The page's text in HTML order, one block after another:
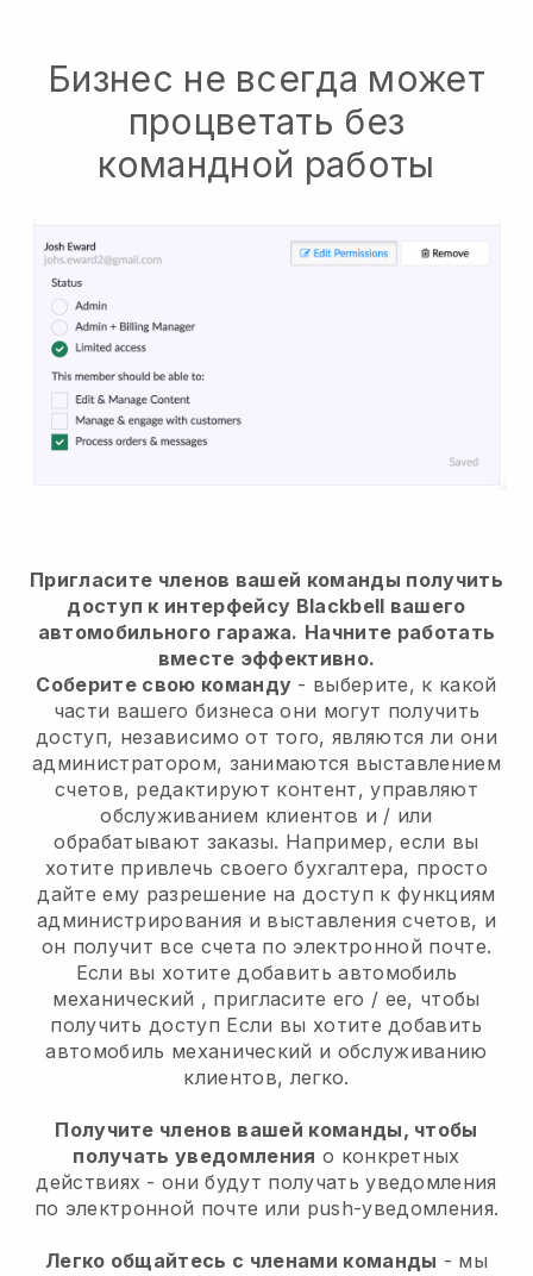
Бизнес не всегда может
процветать без
командной работы
Пригласите членов вашей команды получить
доступ к интерфейсу Blackbell вашего
автомобильного гаража. Начните работать
вместе эффективно.
Соберите свою команду - выберите, к какой
части вашего бизнеса они могут получить
доступ, независимо от того, являются ли они
администратором, занимаются выставлением
счетов, редактируют контент, управляют
обслуживанием клиентов и / или
обрабатывают заказы. Например, если вы
хотите привлечь своего бухгалтера, просто
дайте ему разрешение на доступ к функциям
администрирования и выставления счетов, и
он получит все счета по электронной почте.
Если вы хотите добавить автомобиль
механический , пригласите его / ее, чтобы
получить доступ Если вы хотите добавить
автомобиль механический и обслуживанию
клиентов, легко.
Получите членов вашей команды, чтобы
получать уведомления о конкретных
действиях - они будут получать уведомления
по электронной почте или push-уведомления.
Легко общайтесь с членами команды - мы